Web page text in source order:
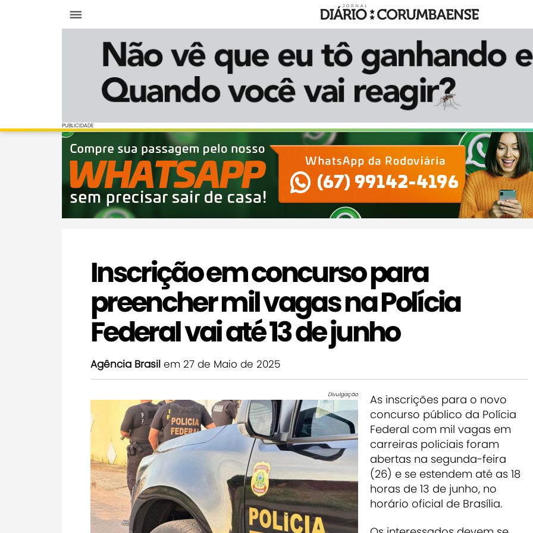
PUBLICIDADE
PUBLICIDADE
Inscrição em concurso para
preencher mil vagas na Polícia
Federal vai até 13 de junho
Agência Brasil em 27 de Maio de 2025
Divulgação
As inscrições para o novo
concurso público da Polícia
Federal com mil vagas em
carreiras policiais foram
abertas na segunda-feira
(26) e se estendem até as 18
horas de 13 de junho, no
horário oficial de Brasília.